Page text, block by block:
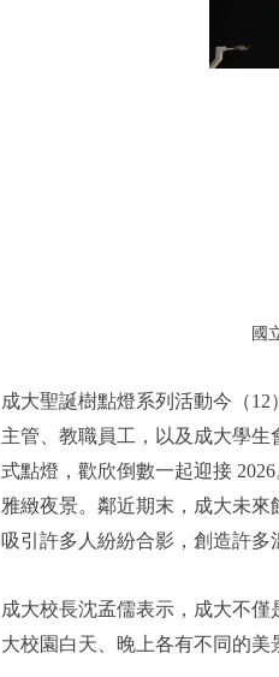
國
成大聖誕樹點燈系列活動今（
主管、教職員工，以及成大學
式點燈，歡欣倒數一起迎接
雅緻夜景。鄰近期末，成大未
吸引許多人紛紛合影，創造許多
成大校長沈孟儒表示，成大不
大校園白天、晚上各有不同的美